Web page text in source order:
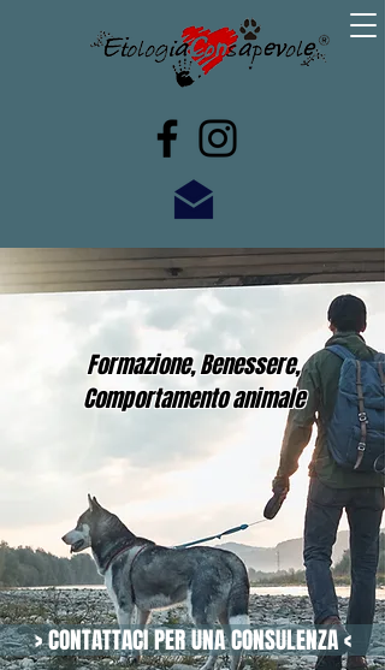
Formazione, Benessere,
Comportamento animale
> CONTATTACI PER UNA CONSULENZA <